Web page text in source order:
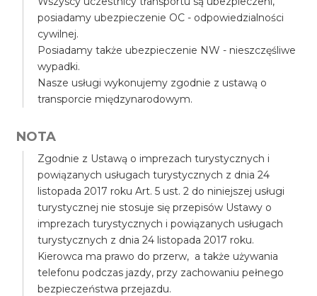
posiadamy ubezpieczenie OC - odpowiedzialności
cywilnej.
Posiadamy także ubezpieczenie NW - nieszczęśliwe
wypadki.
Nasze usługi wykonujemy zgodnie z ustawą o
transporcie międzynarodowym.
NOTA
Zgodnie z Ustawą o imprezach turystycznych i
powiązanych usługach turystycznych z dnia 24
listopada 2017 roku Art. 5 ust. 2 do niniejszej usługi
turystycznej nie stosuje się przepisów Ustawy o
imprezach turystycznych i powiązanych usługach
turystycznych z dnia 24 listopada 2017 roku.
Kierowca ma prawo do przerw, a także używania
telefonu podczas jazdy, przy zachowaniu pełnego
bezpieczeństwa przejazdu.